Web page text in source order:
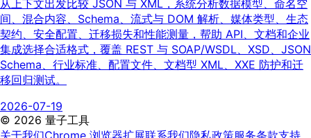
从上下文出发比较 JSON 与 XML，系统分析数据模型、命名空
间、混合内容、Schema、流式与 DOM 解析、媒体类型、生态
契约、安全配置、迁移损失和性能测量，帮助 API、文档和企业
集成选择合适格式，覆盖 REST 与 SOAP/WSDL、XSD、JSON
Schema、行业标准、配置文件、文档型 XML、XXE 防护和迁
移回归测试。
2026-07-19
© 2026 量子工具
关于我们Chrome 浏览器扩展联系我们隐私政策服务条款支持